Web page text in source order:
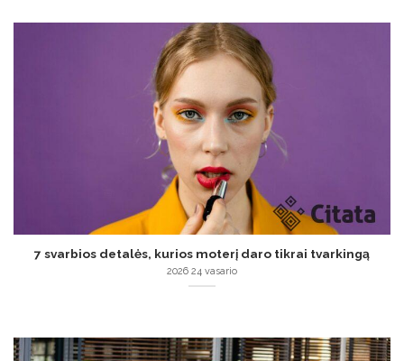
7 svarbios detalės, kurios moterį daro tikrai tvarkingą
2026 24 vasario